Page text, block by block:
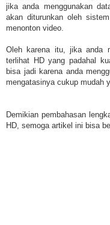
jika anda menggunakan
akan diturunkan oleh
menonton video.
Oleh karena itu, jika anda
terlihat HD yang padahal
bisa jadi karena anda
mengatasinya cukup mudah
Demikian pembahasan
HD, semoga artikel ini bisa